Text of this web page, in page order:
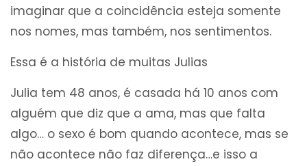
imaginar que a coincidência esteja somente
nos nomes, mas também, nos sentimentos.
Essa é a história de muitas Julias
Julia tem 48 anos, é casada há 10 anos com
alguém que diz que a ama, mas que falta
algo… o sexo é bom quando acontece, mas se
não acontece não faz diferença…e isso a